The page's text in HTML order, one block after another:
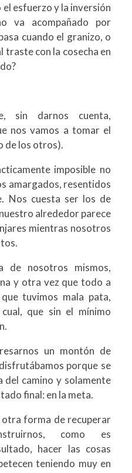
el esfuerzo y la inversión
va acompañado por
cuando el granizo, o
traste con la cosecha en
sin darnos cuenta,
nos vamos a tomar el
de los otros).
imposible no
amargados, resentidos
Nos cuesta ser los de
alrededor parece
mientras nosotros
de nosotros mismos,
y otra vez que todo a
tuvimos mala pata,
que sin el mínimo
un montón de
porque se
del camino y solamente
final: en la meta.
otra forma de recuperar
como es
hacer las cosas
teniendo muy en